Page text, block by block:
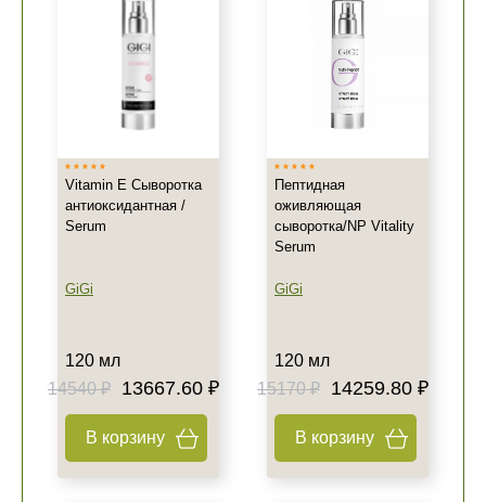
Vitamin E Сыворотка
антиоксидантная /
Serum
GiGi
120 мл
14540 ₽
13667.60 ₽
В корзину
Пептидная
оживляющая
сыворотка/NP Vitality
Serum
GiGi
120 мл
15170 ₽
14259.80 ₽
В корзину